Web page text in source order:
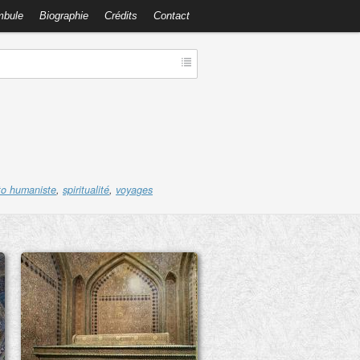
Biographie Crédits Contact
humaniste, spiritualité, voyages